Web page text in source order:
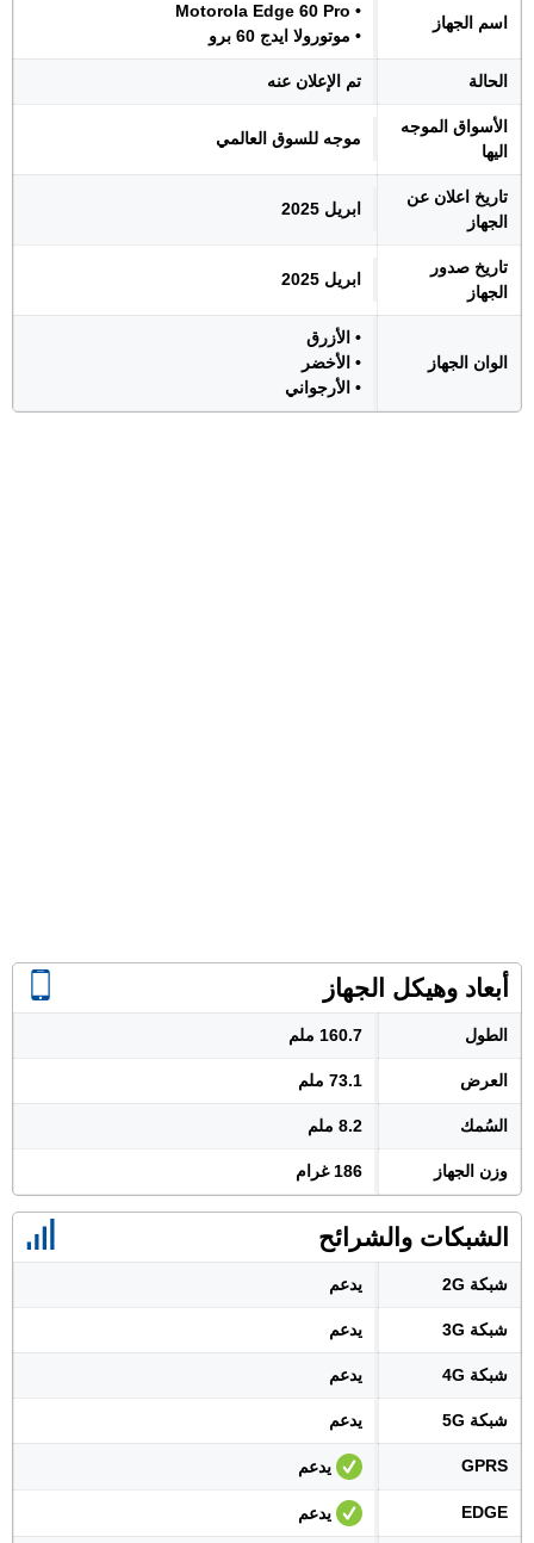
اسم الجهاز
• Motorola Edge 60 Pro
• موتورولا ايدج 60 برو
الحالة تم الإعلان عنه
الأسواق الموجه
اليها
موجه للسوق العالمي
تاريخ اعلان عن
الجهاز
ابريل 2025
تاريخ صدور
الجهاز
ابريل 2025
الوان الجهاز
• الأزرق
• الأخضر
• الأرجواني
أبعاد وهيكل الجهاز
الطول 160.7 ملم
العرض 73.1 ملم
السُمك 8.2 ملم
وزن الجهاز 186 غرام
الشبكات والشرائح
شبكة 2G يدعم
شبكة 3G يدعم
شبكة 4G يدعم
شبكة 5G يدعم
GPRS يدعم
EDGE يدعم